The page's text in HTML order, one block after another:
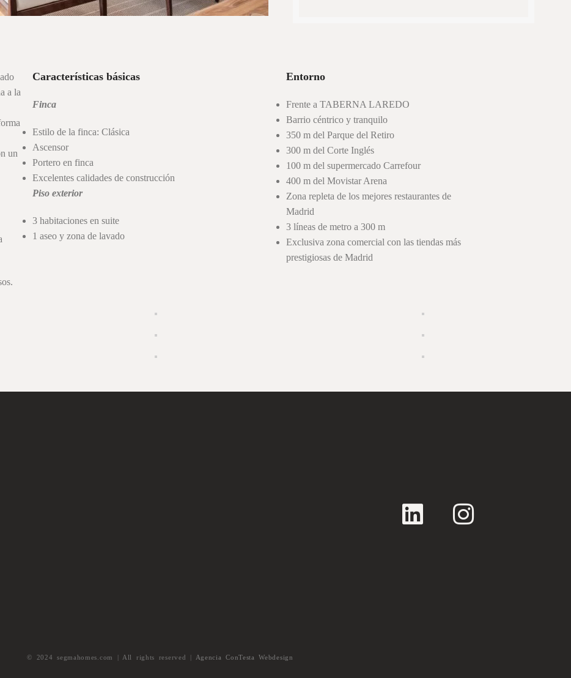
a la
un
Características básicas
Finca
Estilo de la finca: Clásica
Ascensor
Portero en finca
Excelentes calidades de construcción
Piso exterior
3 habitaciones en suite
1 aseo y zona de lavado
Entorno
Frente a TABERNA LAREDO
Barrio céntrico y tranquilo
350 m del Parque del Retiro
300 m del Corte Inglés
100 m del supermercado Carrefour
400 m del Movistar Arena
Zona repleta de los mejores restaurantes de
Madrid
3 líneas de metro a 300 m
Exclusiva zona comercial con las tiendas más
prestigiosas de Madrid
© 2024 segmahomes.com | All rights reserved | Agencia ConTesta Webdesign